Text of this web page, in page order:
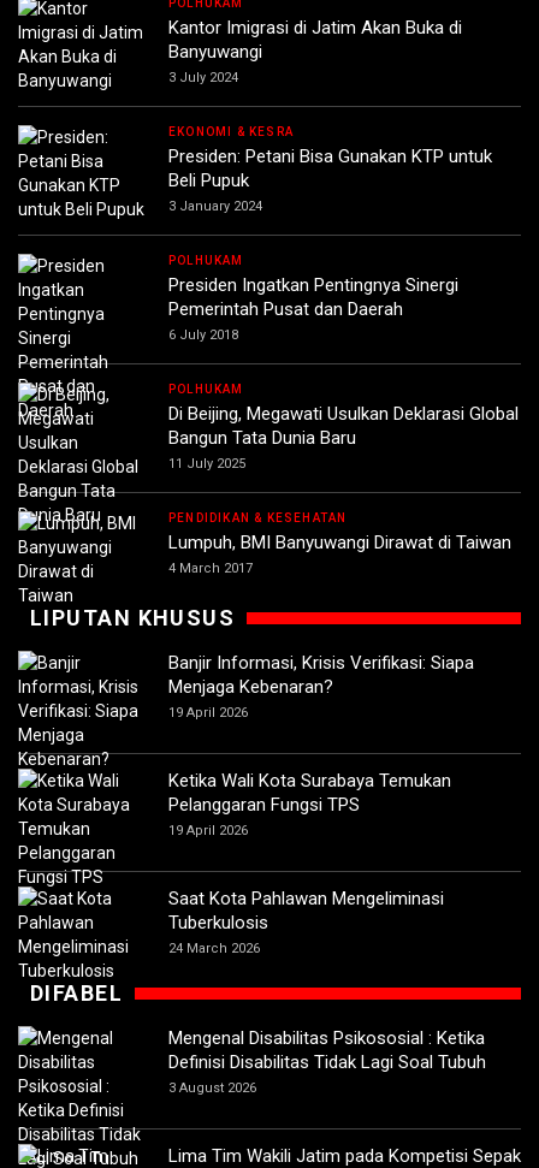
POLHUKAM
Kantor Imigrasi di Jatim Akan Buka di
Banyuwangi
3 July 2024
EKONOMI & KESRA
Presiden: Petani Bisa Gunakan KTP untuk
Beli Pupuk
3 January 2024
POLHUKAM
Presiden Ingatkan Pentingnya Sinergi
Pemerintah Pusat dan Daerah
6 July 2018
POLHUKAM
Di Beijing, Megawati Usulkan Deklarasi Global
Bangun Tata Dunia Baru
11 July 2025
PENDIDIKAN & KESEHATAN
Lumpuh, BMI Banyuwangi Dirawat di Taiwan
4 March 2017
LIPUTAN KHUSUS
Banjir Informasi, Krisis Verifikasi: Siapa
Menjaga Kebenaran?
19 April 2026
Ketika Wali Kota Surabaya Temukan
Pelanggaran Fungsi TPS
19 April 2026
Saat Kota Pahlawan Mengeliminasi
Tuberkulosis
24 March 2026
DIFABEL
Mengenal Disabilitas Psikososial : Ketika
Definisi Disabilitas Tidak Lagi Soal Tubuh
3 August 2026
Lima Tim Wakili Jatim pada Kompetisi Sepak